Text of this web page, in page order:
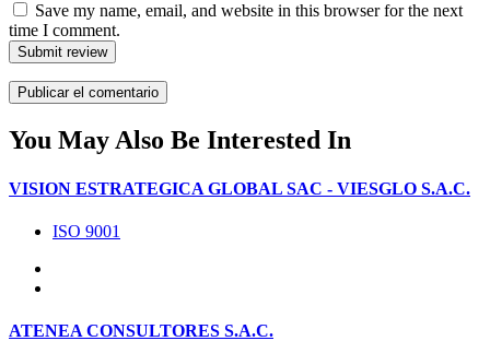
Save my name, email, and website in this browser for the next
time I comment.
Submit review
You May Also Be Interested In
VISION ESTRATEGICA GLOBAL SAC - VIESGLO S.A.C.
ISO 9001
ATENEA CONSULTORES S.A.C.